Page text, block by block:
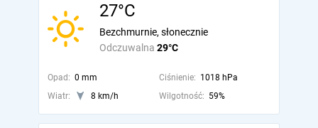
27°C
Odczuwalna 29°C
Bezchmurnie, słonecznie
Opad: 0 mm Ciśnienie: 1018 hPa
Wiatr:
8 km/h Wilgotność: 59%